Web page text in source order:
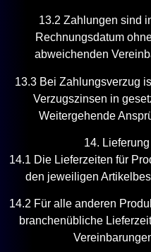
13.2 Zahlungen sind
Rechnungsdatum
abweichenden
13.3 Bei Zahlungsverzug
Verzugszinsen in
Weitergehende
14.
14.1 Die Lieferzeiten für
den jeweiligen
14.2 Für alle anderen
branchenübliche